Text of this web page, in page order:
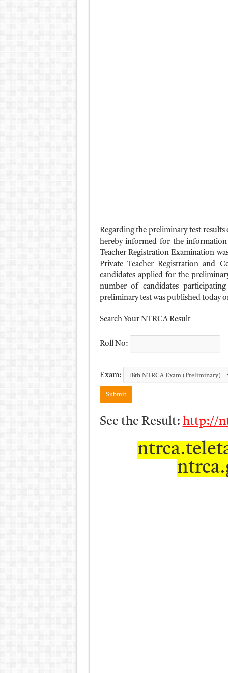
Regarding the preliminary test
hereby informed for the
Teacher Registration Examination
Private Teacher Registration and
candidates applied for the
number of candidates
preliminary test was published today
Search Your NTRCA Result
Roll No:
Exam:
See the Result: http://